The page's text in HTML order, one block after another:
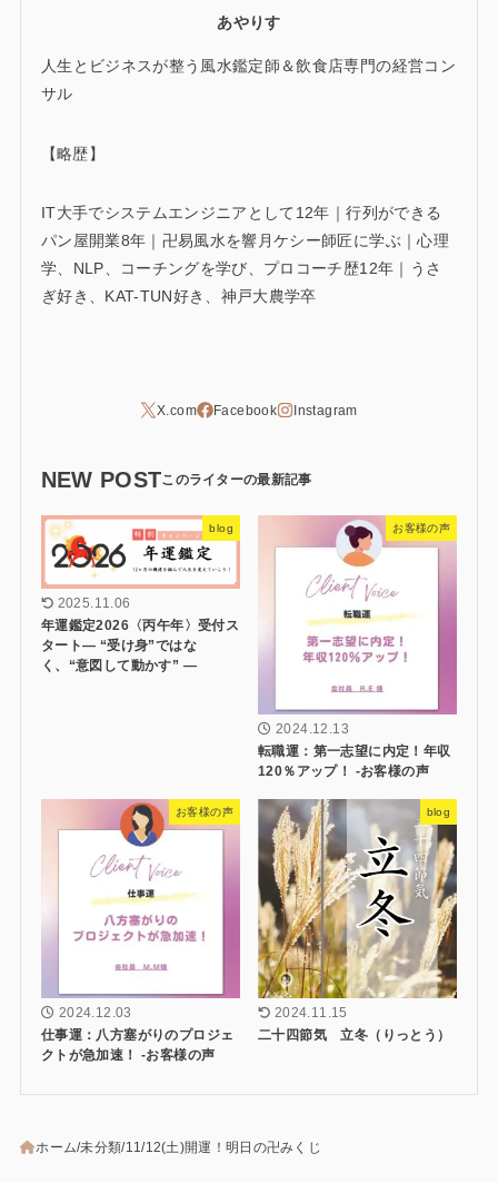
あやりす
人生とビジネスが整う風水鑑定師＆飲食店専門の経営コン
サル
【略歴】
IT大手でシステムエンジニアとして12年｜行列ができる
パン屋開業8年｜卍易風水を響月ケシー師匠に学ぶ｜心理
学、NLP、コーチングを学び、プロコーチ歴12年｜うさ
ぎ好き、KAT-TUN好き、神戸大農学卒
NEW POST
blog
2025.11.06
年運鑑定2026〈丙午年〉受付ス
タート― “受け身”ではな
く、“意図して動かす” ―
お客様の声
2024.12.13
転職運：第一志望に内定！年収
120％アップ！ -お客様の声
お客様の声
2024.12.03
仕事運：八方塞がりのプロジェ
クトが急加速！ -お客様の声
blog
2024.11.15
二十四節気 立冬（りっとう）
ホーム 未分類 11/12(土)開運！明日の卍みくじ